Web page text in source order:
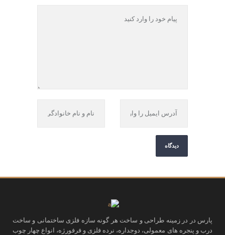
پارس در در زمینه طراحی و ساخت هر گونه سازه فلزی ساختمانی و ساخت
درب و پنجره های معمولی، دوجداره، نرده فلزی و فرفورژه، انواع چهار چوب